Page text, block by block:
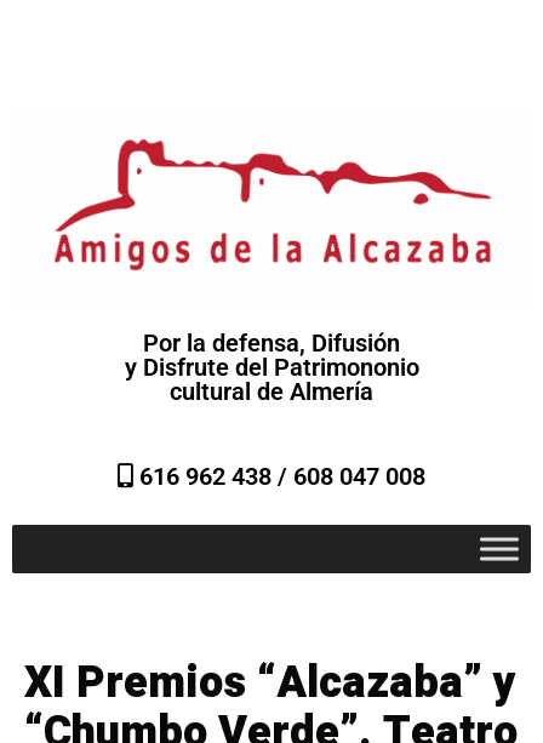
Por la defensa, Difusión
y Disfrute del Patrimononio
cultural de Almería
616 962 438 / 608 047 008
XI Premios “Alcazaba” y